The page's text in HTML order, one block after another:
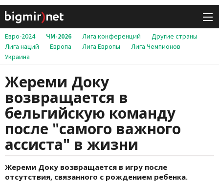
Евро-2024 ЧМ-2026 Лига конференций
Другие страны
Лига наций
Европа Лига Европы
Лига Чемпионов
Украина
Жереми Доку
возвращается в
бельгийскую команду
после "самого важного
ассиста" в жизни
Жереми Доку возвращается в игру после
отсутствия, связанного с рождением ребенка.